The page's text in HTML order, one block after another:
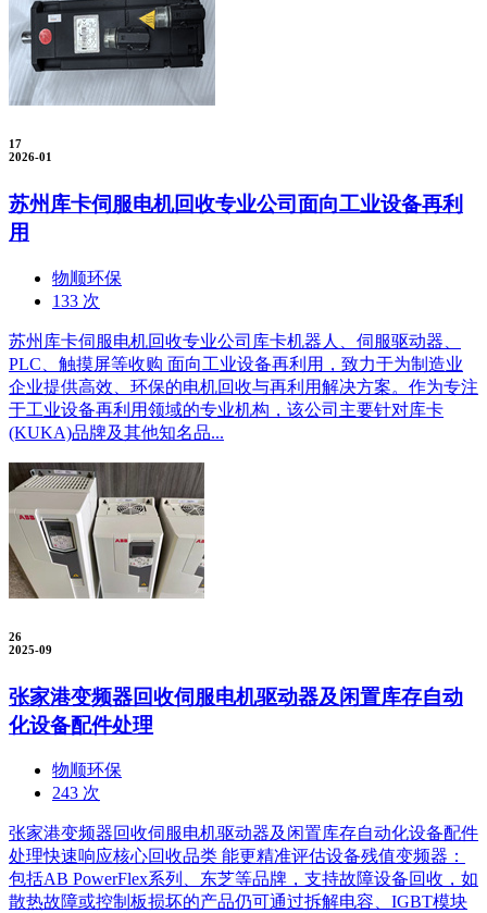
17
2026-01
苏州库卡伺服电机回收专业公司面向工业设备再利
用
物顺环保
133 次
苏州库卡伺服电机回收专业公司库卡机器人、伺服驱动器、
PLC、触摸屏等收购 面向工业设备再利用，致力于为制造业
企业提供高效、环保的电机回收与再利用解决方案。作为专注
于工业设备再利用领域的专业机构，该公司主要针对库卡
(KUKA)品牌及其他知名品...
26
2025-09
张家港变频器回收伺服电机驱动器及闲置库存自动
化设备配件处理
物顺环保
243 次
张家港变频器回收伺服电机驱动器及闲置库存自动化设备配件
处理快速响应核心回收品类 能更精准评估设备残值变频器：
包括AB PowerFlex系列、东芝等品牌，支持故障设备回收，如
散热故障或控制板损坏的产品仍可通过拆解电容、IGBT模块